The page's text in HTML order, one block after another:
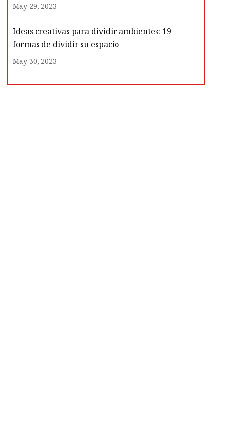
May 29, 2023
Ideas creativas para dividir ambientes: 19
formas de dividir su espacio
May 30, 2023